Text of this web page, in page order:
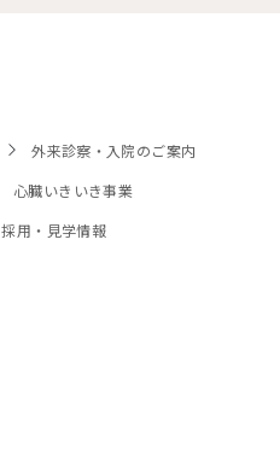
外来診察・入院のご案内
心臓いきいき事業
採用・見学情報